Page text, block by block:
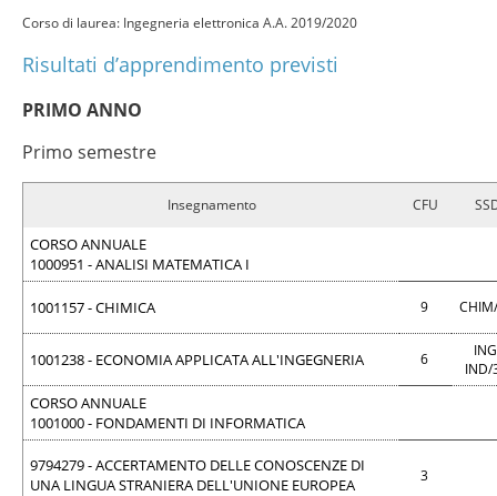
Corso di laurea: Ingegneria elettronica A.A. 2019/2020
Risultati d’apprendimento previsti
PRIMO ANNO
Primo semestre
Insegnamento CFU
CORSO ANNUALE
1000951 - ANALISI MATEMATICA I
1001157 - CHIMICA 9
1001238 - ECONOMIA APPLICATA ALL'INGEGNERIA 6
CORSO ANNUALE
1001000 - FONDAMENTI DI INFORMATICA
9794279 - ACCERTAMENTO DELLE CONOSCENZE DI
UNA LINGUA STRANIERA DELL'UNIONE EUROPEA
3